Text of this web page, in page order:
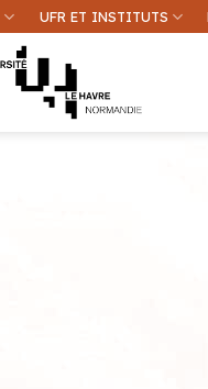
UFR ET INSTITUTS